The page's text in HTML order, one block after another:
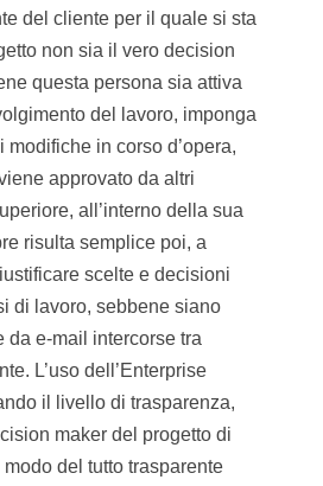
del cliente per il quale si sta
non sia il vero decision
questa persona sia attiva
del lavoro, imponga
in corso d’opera,
approvato da altri
all’interno della sua
risulta semplice poi, a
scelte e decisioni
di lavoro, sebbene siano
da e-mail intercorse tra
L’uso dell’Enterprise
il livello di trasparenza,
maker del progetto di
del tutto trasparente